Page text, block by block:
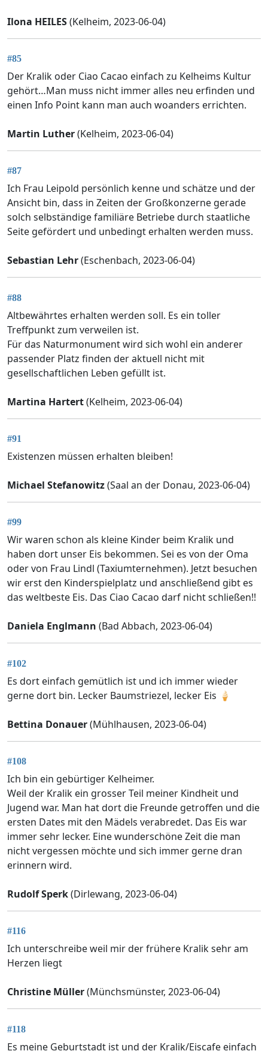
Ilona HEILES(Kelheim, 2023-06-04)
#85
Der Kralik oder Ciao Cacao einfach zu Kelheims Kultur
gehört…Man muss nicht immer alles neu erfinden und
einen Info Point kann man auch woanders errichten.
Martin Luther(Kelheim, 2023-06-04)
#87
Ich Frau Leipold persönlich kenne und schätze und der
Ansicht bin, dass in Zeiten der Großkonzerne gerade
solch selbständige familiäre Betriebe durch staatliche
Seite gefördert und unbedingt erhalten werden muss.
Sebastian Lehr(Eschenbach, 2023-06-04)
#88
Altbewährtes erhalten werden soll. Es ein toller
Treffpunkt zum verweilen ist.
Für das Naturmonument wird sich wohl ein anderer
passender Platz finden der aktuell nicht mit
gesellschaftlichen Leben gefüllt ist.
Martina Hartert(Kelheim, 2023-06-04)
#91
Existenzen müssen erhalten bleiben!
Michael Stefanowitz(Saal an der Donau, 2023-06-04)
#99
Wir waren schon als kleine Kinder beim Kralik und
haben dort unser Eis bekommen. Sei es von der Oma
oder von Frau Lindl (Taxiumternehmen). Jetzt besuchen
wir erst den Kinderspielplatz und anschließend gibt es
das weltbeste Eis. Das Ciao Cacao darf nicht schließen!!
Daniela Englmann (Bad Abbach, 2023-06-04)
#102
Es dort einfach gemütlich ist und ich immer wieder
gerne dort bin. Lecker Baumstriezel, lecker Eis 🍦
Bettina Donauer(Mühlhausen, 2023-06-04)
#108
Ich bin ein gebürtiger Kelheimer.
Weil der Kralik ein grosser Teil meiner Kindheit und
Jugend war. Man hat dort die Freunde getroffen und die
ersten Dates mit den Mädels verabredet. Das Eis war
immer sehr lecker. Eine wunderschöne Zeit die man
nicht vergessen möchte und sich immer gerne dran
erinnern wird.
Rudolf Sperk(Dirlewang, 2023-06-04)
#116
Ich unterschreibe weil mir der frühere Kralik sehr am
Herzen liegt
Christine Müller(Münchsmünster, 2023-06-04)
#118
Es meine Geburtstadt ist und der Kralik/Eiscafe einfach